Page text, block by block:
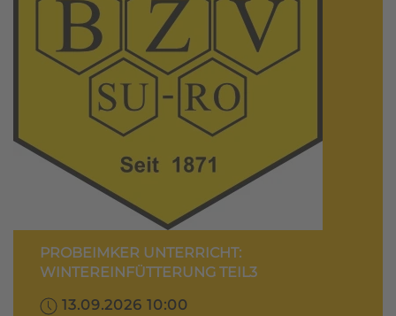
PROBEIMKER UNTERRICHT:
WINTEREINFÜTTERUNG TEIL3
13.09.2026 10:00